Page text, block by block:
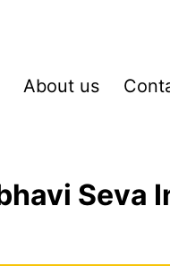
About us
Seva